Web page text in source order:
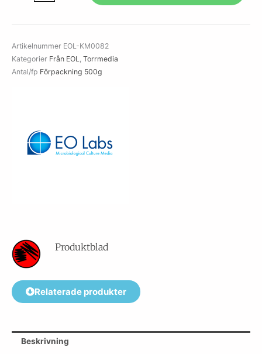
Artikelnummer EOL-KM0082
Kategorier Från EOL, Torrmedia
Antal/fp Förpackning 500g
Produktblad
Relaterade produkter
Beskrivning